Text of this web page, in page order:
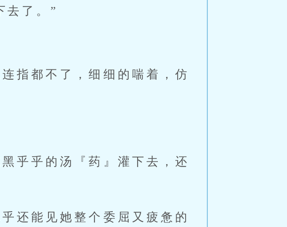
去了。”
指都不了，细细的喘着，仿
乎乎的汤『药』灌下去，还
还能见她整个委屈又疲惫的